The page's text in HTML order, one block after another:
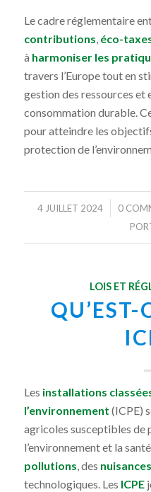
Le cadre réglementaire
contributions, éco-
à harmoniser les
travers l’Europe tout en
gestion des ressources et
consommation durable.
pour atteindre les
protection de
4 JUILLET 2024
/ 0
LOIS ET
QU’EST-
Les installations
l’environnement (ICPE)
agricoles susceptibles de
l’environnement et la
pollutions, des nuisances
technologiques. Les ICPE